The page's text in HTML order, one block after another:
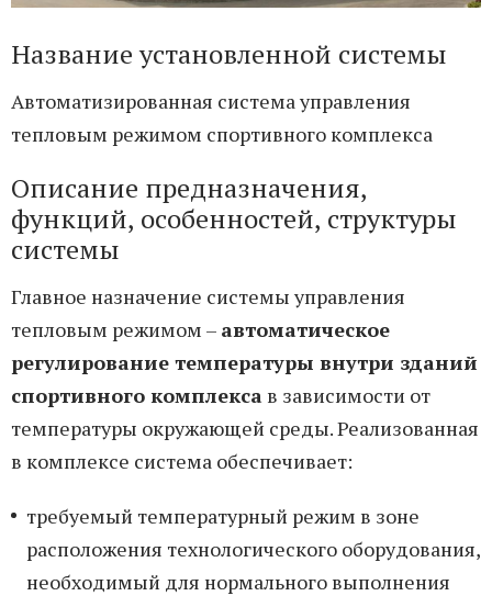
Название установленной системы
Автоматизированная система управления
тепловым режимом спортивного комплекса
Описание предназначения,
функций, особенностей, структуры
системы
Главное назначение системы управления
тепловым режимом – автоматическое
регулирование температуры внутри зданий
спортивного комплекса в зависимости от
температуры окружающей среды. Реализованная
в комплексе система обеспечивает:
требуемый температурный режим в зоне
расположения технологического оборудования,
необходимый для нормального выполнения